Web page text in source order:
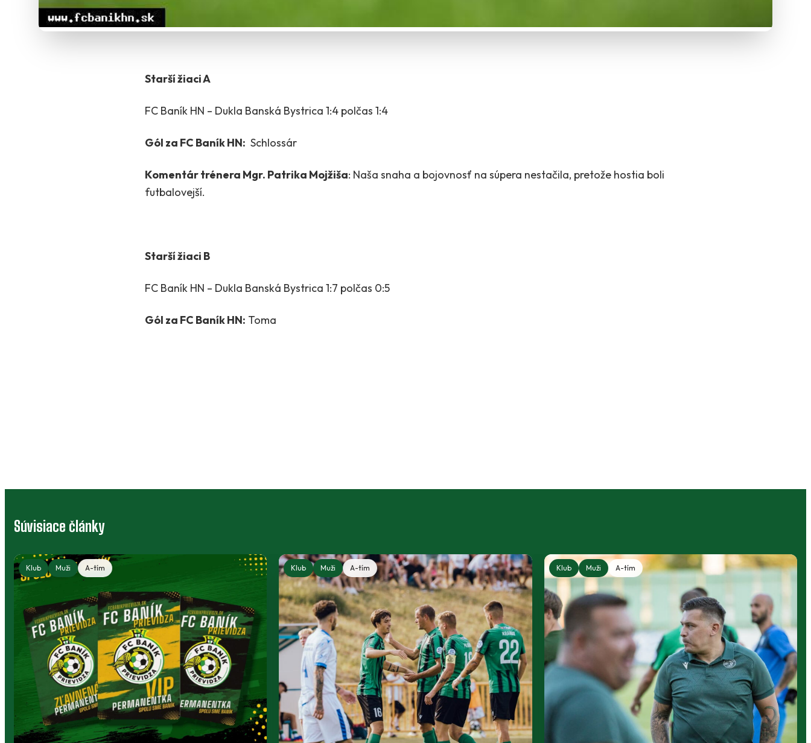
Starší žiaci A
FC Baník HN – Dukla Banská Bystrica 1:4 polčas 1:4
Gól za FC Baník HN: Schlossár
Komentár trénera Mgr. Patrika Mojžiša: Naša snaha a bojovnosť na súpera nestačila, pretože hostia boli
futbalovejší.
Starší žiaci B
FC Baník HN – Dukla Banská Bystrica 1:7 polčas 0:5
Gól za FC Baník HN: Toma
Súvisiace články
Klubový bazár: výstroj, ktorá môže
poslúžiť ďalej
Deti rastú, no športové oblečenie a vybavenie
môžu dobre poslúžiť niekomu ďalšiemu.
Klubový bazár prepája rodičov, členov a ľudí
okolo Baníka.
Klub Muži A-tím Klub Muži A-tím